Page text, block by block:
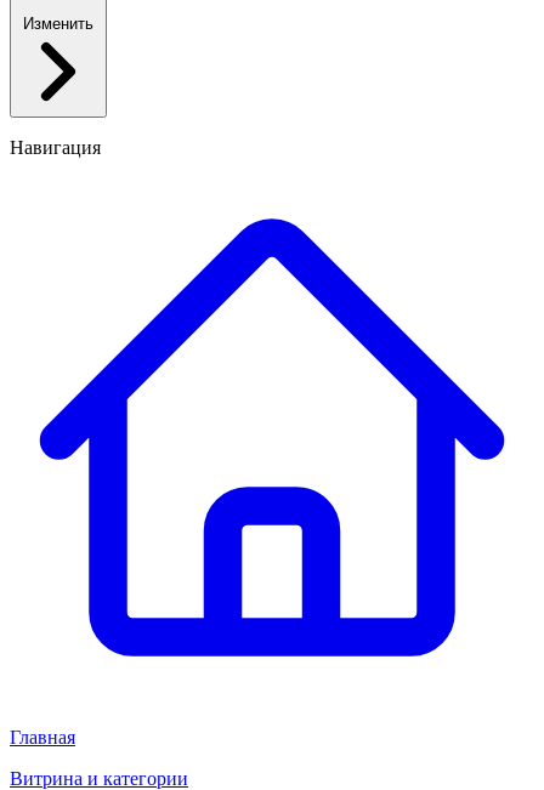
Изменить
Навигация
Главная
Витрина и категории